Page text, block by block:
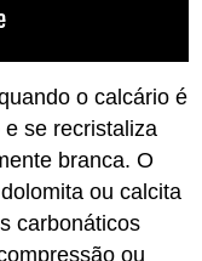
o calcário é
se recristaliza
branca. O
ou calcita
carbonáticos
ou